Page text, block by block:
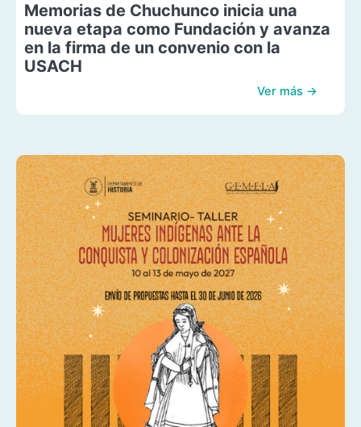
Memorias de Chuchunco inicia una
nueva etapa como Fundación y avanza
en la firma de un convenio con la
USACH
Ver más →